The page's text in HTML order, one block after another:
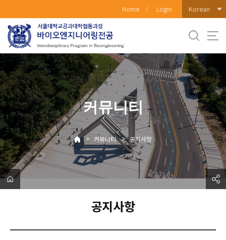
로
메
뉴
Home Login Korean
커뮤니티
> 커뮤니티 > 공지사항
공지사항